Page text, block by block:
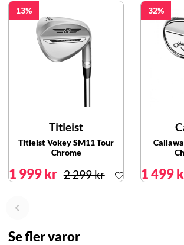
13
Titleist
Titleist Vokey SM11 Tour
Chrome
1 999 kr 2 299 kr
32
1 499
Se fler varor